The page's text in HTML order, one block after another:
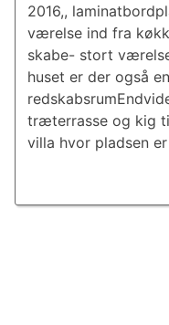
2016,,
værelse ind fra
skabe- stort
huset er der også
træterrasse og kig
villa hvor pladsen